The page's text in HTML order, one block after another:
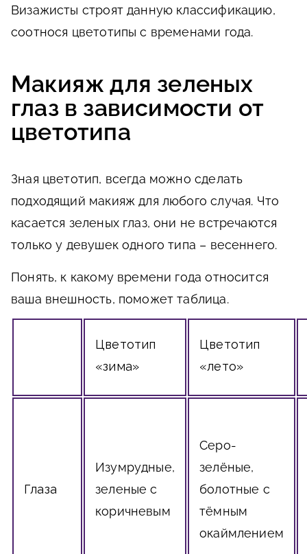
Визажисты строят данную классификацию,
соотнося цветотипы с временами года.
Макияж для зеленых
глаз в зависимости от
цветотипа
Зная цветотип, всегда можно сделать
подходящий макияж для любого случая. Что
касается зеленых глаз, они не встречаются
только у девушек одного типа – весеннего.
Понять, к какому времени года относится
ваша внешность, поможет таблица.
Цветотип
«зима»
Цветотип
«лето»
Глаза
Изумрудные,
зеленые с
коричневым
Серо-
зелёные,
болотные с
тёмным
окаймлением